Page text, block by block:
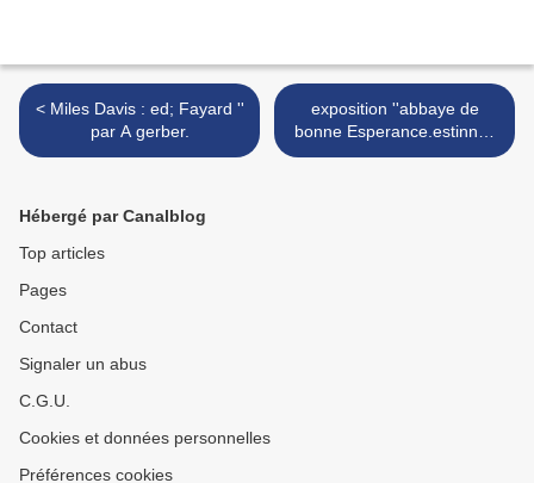
< Miles Davis : ed; Fayard ''
par A gerber.
exposition ''abbaye de
bonne Esperance.estinnes
>
Hébergé par Canalblog
Top articles
Pages
Contact
Signaler un abus
C.G.U.
Cookies et données personnelles
Préférences cookies